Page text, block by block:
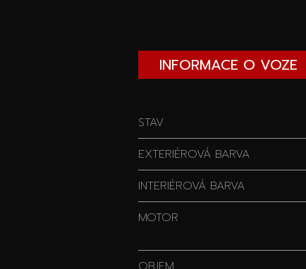
INFORMACE O VOZE
STAV
EXTERIÉROVÁ BARVA
INTERIÉROVÁ BARVA
MOTOR